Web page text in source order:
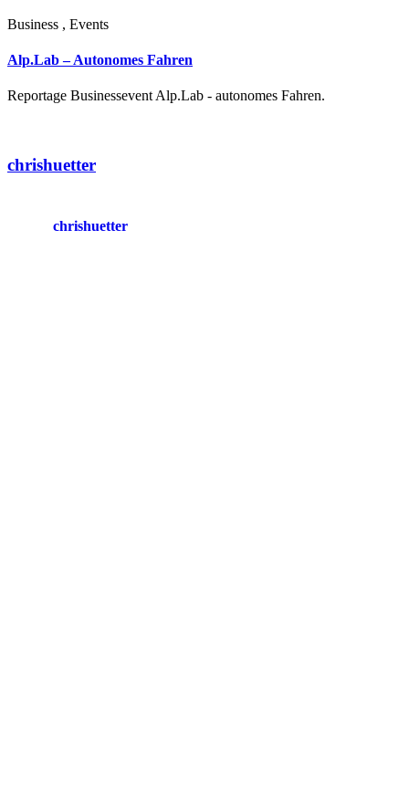
Business , Events
Alp.Lab – Autonomes Fahren
Reportage Businessevent Alp.Lab - autonomes Fahren.
chrishuetter
chrishuetter